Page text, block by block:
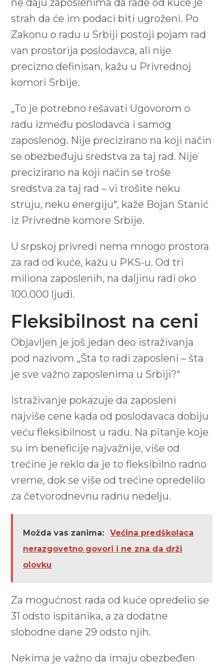
ne daju zaposlenima da rade od kuće je
strah da će im podaci biti ugroženi. Po
Zakonu o radu u Srbiji postoji pojam rad
van prostorija poslodavca, ali nije
precizno definisan, kažu u Privrednoj
komori Srbije.
„To je potrebno rešavati Ugovorom o
radu između poslodavca i samog
zaposlenog. Nije precizirano na koji način
se obezbeđuju sredstva za taj rad. Nije
precizirano na koji način se troše
sredstva za taj rad – vi trošite neku
struju, neku energiju“, kaže Bojan Stanić
iz Privredne komore Srbije.
U srpskoj privredi nema mnogo prostora
za rad od kuće, kažu u PKS-u. Od tri
miliona zaposlenih, na daljinu radi oko
100.000 ljudi.
Fleksibilnost na ceni
Objavljen je još jedan deo istraživanja
pod nazivom „Šta to radi zaposleni – šta
je sve važno zaposlenima u Srbiji?“
Istraživanje pokazuje da zaposleni
najviše cene kada od poslodavaca dobiju
veću fleksibilnost u radu. Na pitanje koje
su im beneficije najvažnije, više od
trećine je reklo da je to fleksibilno radno
vreme, dok se više od trećine opredelilo
za četvorodnevnu radnu nedelju.
Možda vas zanima:
Većina predškolaca
nerazgovetno govori i ne zna da drži
olovku
Za mogućnost rada od kuće opredelio se
31 odsto ispitanika, a za dodatne
slobodne dane 29 odsto njih.
Nekima je važno da imaju obezbeđen